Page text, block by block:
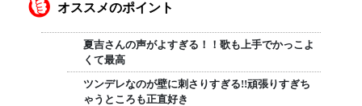
オススメのポイント
夏吉さんの声がよすぎる！！歌も上手でかっこよ
くて最高
ツンデレなのが壁に刺さりすぎる!!頑張りすぎち
ゃうところも正直好き